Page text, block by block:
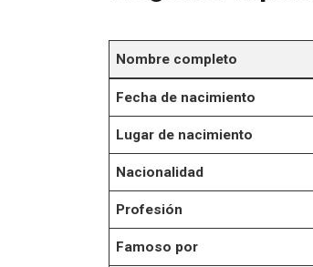
Nombre completo
Fecha de nacimiento
Lugar de nacimiento
Nacionalidad
Profesión
Famoso por